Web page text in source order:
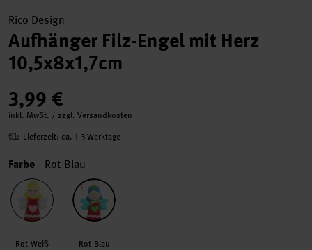
Rico Design
Aufhänger Filz-Engel mit Herz
10,5x8x1,7cm
3,99 €
inkl. MwSt. / zzgl. Versandkosten
Lieferzeit: ca. 1-3 Werktage
Farbe Rot-Blau
Rot-Weiß Rot-Blau